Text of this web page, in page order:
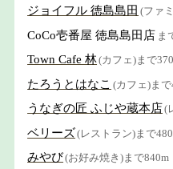
ジョイフル 徳島島田 (ファ
CoCo壱番屋 徳島島田店 ま
Town Cafe 林(カフェ)まで
たろうとはなこ (カフェ)まで
うなぎの匠 ふじや蔵本店(
ベリーズ(レストラン)まで
みやび(お好み焼き)まで840m